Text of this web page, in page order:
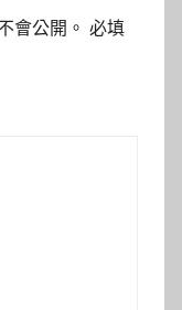
會公開。 必填